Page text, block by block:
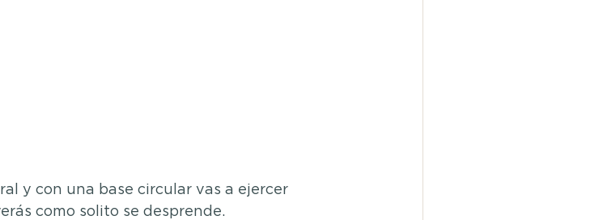
y con una base circular vas a ejercer
como solito se desprende.